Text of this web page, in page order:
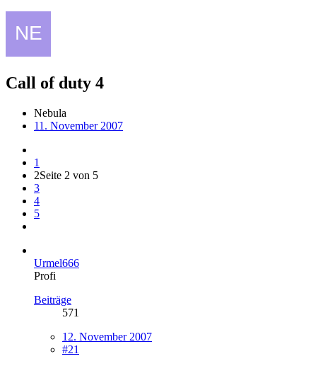
Call of duty 4
Nebula
11. November 2007
1
2Seite 2 von 5
3
4
5
Urmel666
Profi
Beiträge
571
12. November 2007
#21